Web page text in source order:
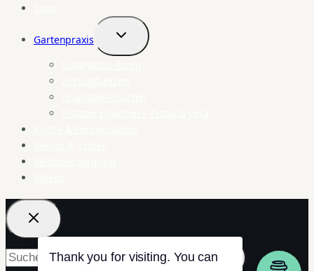
Gartenpraxis
Untermenü
umschalten
SuchenThank you for visiting. You can